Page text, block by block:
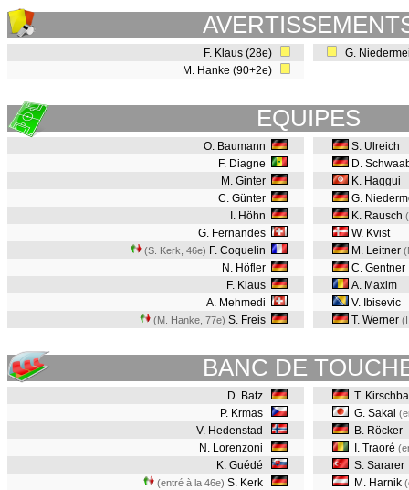
F. Klaus (28e)
M. Hanke (90+2e)
G.
EQUIPES
O. Baumann
F. Diagne
M. Ginter
C. Günter
I. Höhn
G. Fernandes
(S. Kerk, 46e) F. Coquelin
N. Höfler
F. Klaus
A. Mehmedi
(M. Hanke, 77e) S. Freis
S. Ulreich
D.
K. Haggui
G.
K. Rausch
W. Kvist
M. Leitner
C. Gentner
A. Maxim
V. Ibisevic
T. Werner
BANC DE
D. Batz
P. Krmas
V. Hedenstad
N. Lorenzoni
K. Guédé
(entré à la 46e) S. Kerk
T.
G. Sakai
B. Röcker
I. Traoré
S. Sararer
M. Harnik